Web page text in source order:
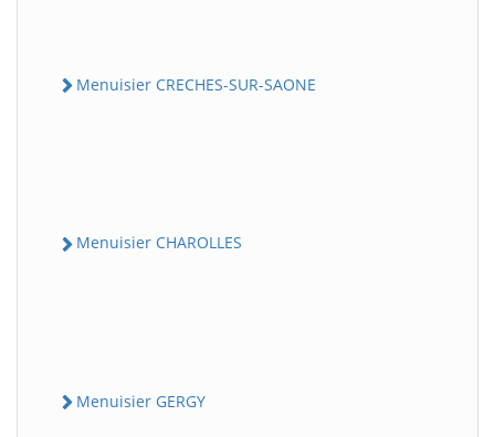
Menuisier CRECHES-SUR-SAONE
Menuisier CHAROLLES
Menuisier GERGY